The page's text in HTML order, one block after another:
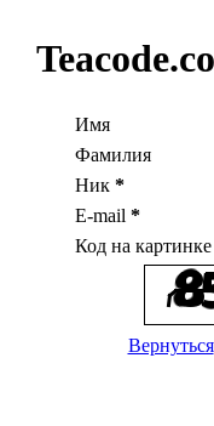
Имя
Фамилия
Ник *
E-mail *
Код на
Вернуться